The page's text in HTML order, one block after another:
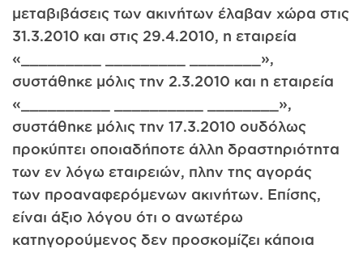
μεταβιβάσεις των ακινήτων έλαβαν χώρα στις
31.3.2010 και στις 29.4.2010, η εταιρεία
«_________ _________ ________»,
συστάθηκε μόλις την 2.3.2010 και η εταιρεία
«__________ __________ ________»,
συστάθηκε μόλις την 17.3.2010 ουδόλως
προκύπτει οποιαδήποτε άλλη δραστηριότητα
των εν λόγω εταιρειών, πλην της αγοράς
των προαναφερόμενων ακινήτων. Επίσης,
είναι άξιο λόγου ότι ο ανωτέρω
κατηγορούμενος δεν προσκομίζει κάποια